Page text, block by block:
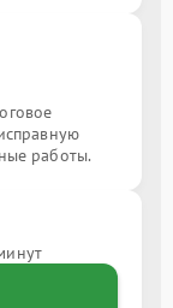
работы.